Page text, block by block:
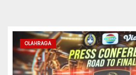
OLAHRAGA